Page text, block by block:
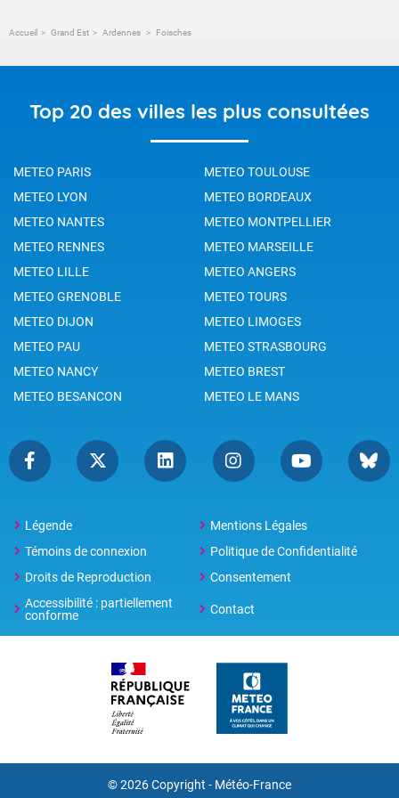
Accueil Grand Est Ardennes Foisches
Top 20 des villes les plus consultées
METEO PARIS
METEO TOULOUSE
METEO LYON
METEO BORDEAUX
METEO NANTES
METEO MONTPELLIER
METEO RENNES
METEO MARSEILLE
METEO LILLE
METEO ANGERS
METEO GRENOBLE
METEO TOURS
METEO DIJON
METEO LIMOGES
METEO PAU
METEO STRASBOURG
METEO NANCY
METEO BREST
METEO BESANCON
METEO LE MANS
Légende
Mentions Légales
Témoins de connexion
Politique de Confidentialité
Droits de Reproduction
Consentement
Accessibilité : partiellement
conforme
Contact
© 2026 Copyright - Météo-France